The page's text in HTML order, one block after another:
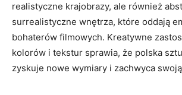
realistyczne ⁤krajobrazy, ale również
surrealistyczne wnętrza, które oddają
bohaterów filmowych. Kreatywne
kolorów i tekstur sprawia, że⁢ polska
zyskuje nowe wymiary i zachwyca